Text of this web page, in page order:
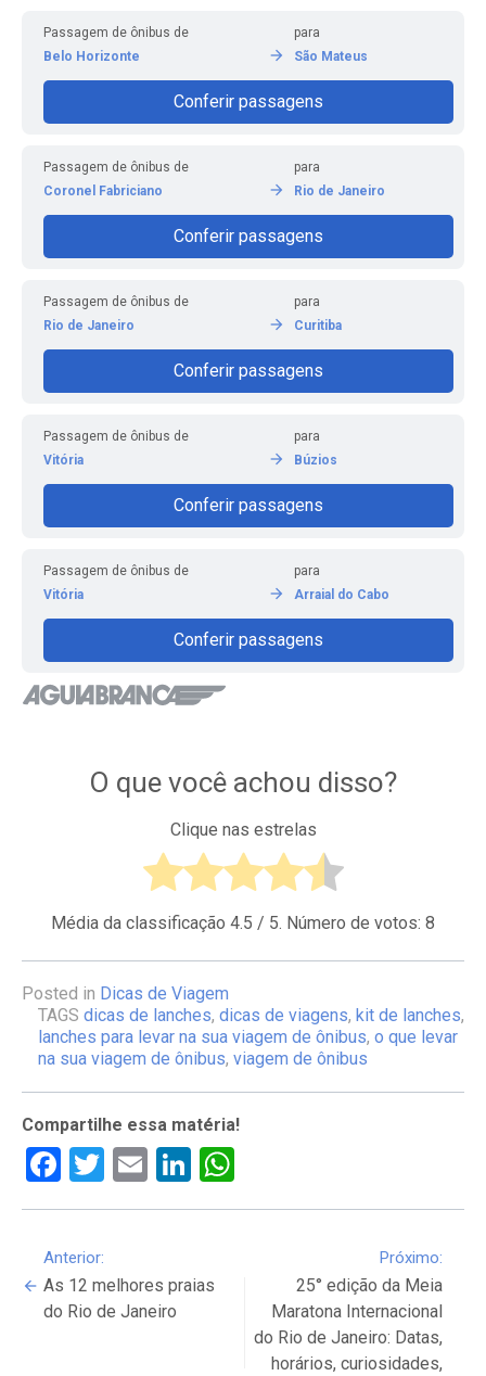
Passagem de ônibus de
Belo Horizonte
para
São Mateus
Conferir passagens
Passagem de ônibus de
Coronel Fabriciano
para
Rio de Janeiro
Conferir passagens
Passagem de ônibus de
Rio de Janeiro
para
Curitiba
Conferir passagens
Passagem de ônibus de
Vitória
para
Búzios
Conferir passagens
Passagem de ônibus de
Vitória
para
Arraial do Cabo
Conferir passagens
O que você achou disso?
Clique nas estrelas
Média da classificação 4.5 / 5. Número de votos: 8
Posted in Dicas de Viagem
TAGS dicas de lanches, dicas de viagens, kit de lanches,
lanches para levar na sua viagem de ônibus, o que levar
na sua viagem de ônibus, viagem de ônibus
Compartilhe essa matéria!
Facebook
Twitter
EmailLinkedIn
Continue
Reading
Anterior:
As 12 melhores praias
do Rio de Janeiro
Próximo:
25° edição da Meia
Maratona Internacional
do Rio de Janeiro: Datas,
horários, curiosidades,